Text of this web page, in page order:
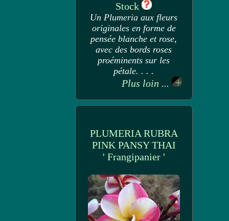
Stock
Un Plumeria aux fleurs
originales en forme de
pensée blanche et rose,
avec des bords roses
proéminents sur les
pétale. . . .
Plus loin ...
PLUMERIA RUBRA
PINK PANSY THAI
' Frangipanier '